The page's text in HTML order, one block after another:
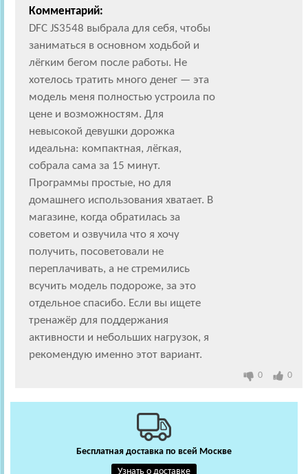
Комментарий:
DFC JS3548 выбрала для себя, чтобы
заниматься в основном ходьбой и
лёгким бегом после работы. Не
хотелось тратить много денег — эта
модель меня полностью устроила по
цене и возможностям. Для
невысокой девушки дорожка
идеальна: компактная, лёгкая,
собрала сама за 15 минут.
Программы простые, но для
домашнего использования хватает. В
магазине, когда обратилась за
советом и озвучила что я хочу
получить, посоветовали не
переплачивать, а не стремились
всучить модель подороже, за это
отдельное спасибо. Если вы ищете
тренажёр для поддержания
активности и небольших нагрузок, я
рекомендую именно этот вариант.
0 0
Бесплатная доставка по всей Москве
Узнать о доставке